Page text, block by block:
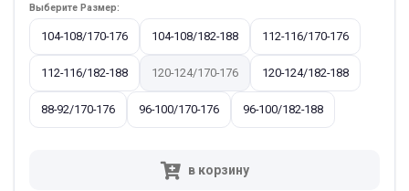
Выберите Размер:
104-108/170-176 104-108/182-188 112-116/170-176
112-116/182-188 120-124/170-176 120-124/182-188
88-92/170-176 96-100/170-176 96-100/182-188
в корзину